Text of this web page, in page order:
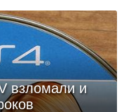
взломали и